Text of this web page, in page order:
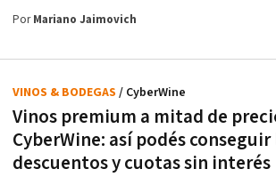
PorMariano Jaimovich
Vinos premium a mitad de
CyberWine: así podés
descuentos y cuotas sin interés
VINOS & BODEGAS / CyberWine